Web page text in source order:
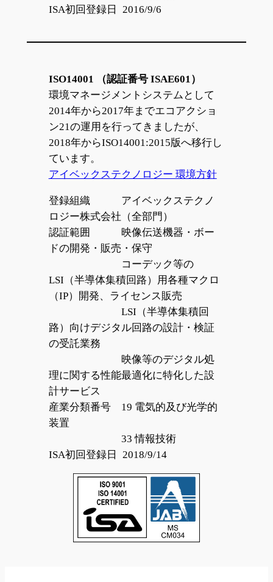
ISA初回登録日 2016/9/6
ISO14001 （認証番号 ISAE601）
環境マネージメントシステムとして
2014年から2017年までエコアクショ
ン21の運用を行ってきましたが、
2018年からISO14001:2015版へ移行し
ています。
アイベックステクノロジー 環境方針
登録組織 アイベックステクノ
ロジー株式会社（全部門）
認証範囲 映像伝送機器・ボー
ドの開発・販売・保守
コーデック等の
LSI（半導体集積回路）用各種マクロ
（IP）開発、ライセンス販売
LSI（半導体集積回
路）向けデジタル回路の設計・検証
の受託業務
映像等のデジタル処
理に関する性能最適化に特化した設
計サービス
産業分類番号 19 電気的及び光学的
装置
33 情報技術
ISA初回登録日 2018/9/14